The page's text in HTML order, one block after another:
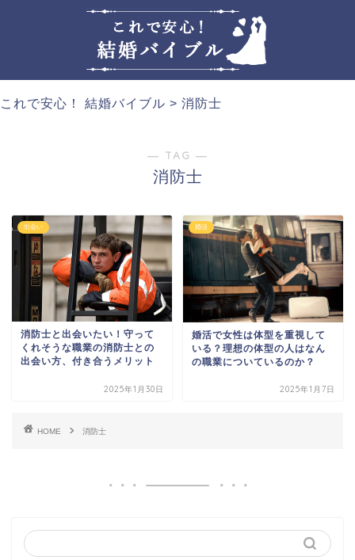
これで安心！ 結婚バイブル > 消防士
― TAG ―
消防士
出会い
消防士と出会いたい！守って
くれそうな職業の消防士との
出会い方、付き合うメリット
2025年1月30日
婚活
婚活で女性は体型を重視して
いる？理想の体型の人はなん
の職業についているのか？
2025年1月7日
HOME 消防士